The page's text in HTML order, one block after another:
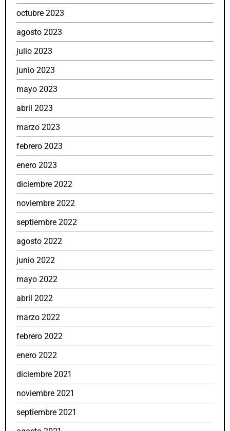
octubre 2023
agosto 2023
julio 2023
junio 2023
mayo 2023
abril 2023
marzo 2023
febrero 2023
enero 2023
diciembre 2022
noviembre 2022
septiembre 2022
agosto 2022
junio 2022
mayo 2022
abril 2022
marzo 2022
febrero 2022
enero 2022
diciembre 2021
noviembre 2021
septiembre 2021